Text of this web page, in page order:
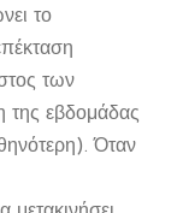
το
των
της εβδομάδας
Όταν